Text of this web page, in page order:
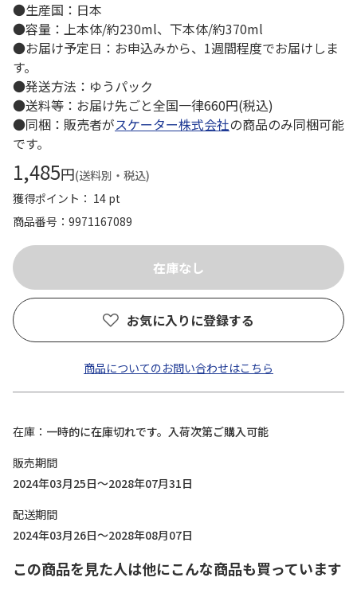
●生産国：日本
●容量：上本体/約230ml、下本体/約370ml
●お届け予定日：お申込みから、1週間程度でお届けしま
す。
●発送方法：ゆうパック
●送料等：お届け先ごと全国一律660円(税込)
●同梱：販売者がスケーター株式会社の商品のみ同梱可能
です。
1,485円(送料別・税込)
獲得ポイント： 14 pt
商品番号
9971167089
お気に入りに登録する
商品についてのお問い合わせはこちら
在庫
一時的に在庫切れです。入荷次第ご購入可能
販売期間
2024年03月25日～2028年07月31日
配送期間
2024年03月26日～2028年08月07日
この商品を見た人は他にこんな商品も買っています